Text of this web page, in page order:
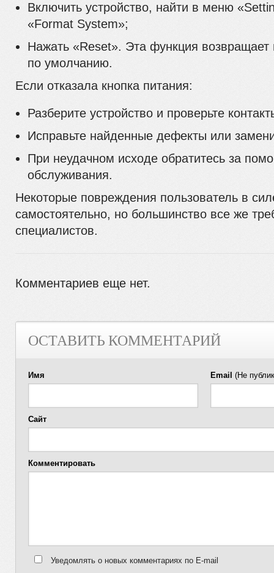
Включить устройство, найти в меню
«Format System»;
Нажать «Reset». Эта функция возвращает
по умолчанию.
Если отказала кнопка питания:
Разберите устройство и проверьте
Исправьте найденные дефекты или
При неудачном исходе обратитесь за
обслуживания.
Некоторые повреждения пользователь в
самостоятельно, но большинство все же
специалистов.
Комментариев еще нет.
ОСТАВИТЬ КОММЕНТАРИЙ
Имя Email (Не
Сайт
Комментировать
Уведомлять о новых комментариях по E-mail